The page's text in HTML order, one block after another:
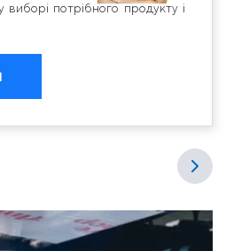
потрібного продукту і